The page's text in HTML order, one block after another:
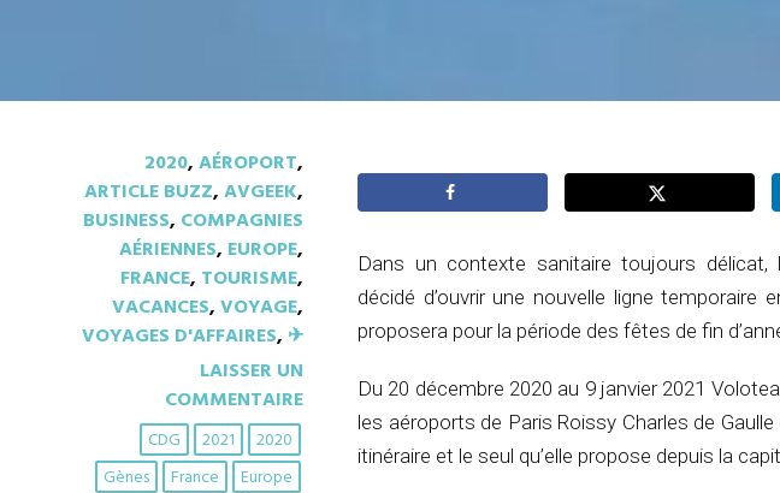
2020,AÉROPORT,
ARTICLE BUZZ,AVGEEK,
BUSINESS, COMPAGNIES
AÉRIENNES, EUROPE,
FRANCE, TOURISME,
VACANCES,VOYAGE,
VOYAGES D'AFFAIRES, ✈︎
LAISSER UN
COMMENTAIRE
2020
2021
CDG
Europe
France
Gènes
Dans un contexte sanitaire toujours
décidé d’ouvrir une nouvelle ligne temporaire
proposera pour la période des fêtes de fin
Du 20 décembre 2020 au 9 janvier 2021
les aéroports de Paris Roissy Charles de
itinéraire et le seul qu’elle propose depuis la